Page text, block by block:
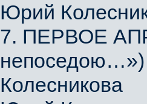
Юрий
7. ПЕРВОЕ
Колесникова